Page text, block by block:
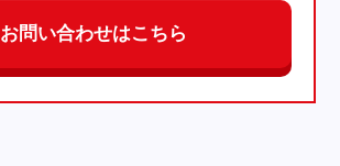
お問い合わせはこちら